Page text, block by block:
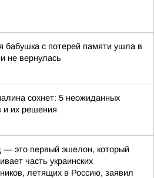
бабушка с потерей памяти ушла в
не вернулась
сохнет: 5 неожиданных
и их решения
— это первый эшелон, который
часть украинских
летящих в Россию, заявил